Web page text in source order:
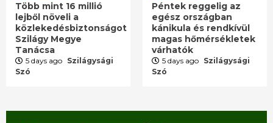
Több mint 16 millió
lejből növeli a
közlekedésbiztonságot
Szilágy Megye
Tanácsa
5 days ago Szilágysági
Szó
Péntek reggelig az
egész országban
kánikula és rendkívül
magas hőmérsékletek
várhatók
5 days ago Szilágysági
Szó